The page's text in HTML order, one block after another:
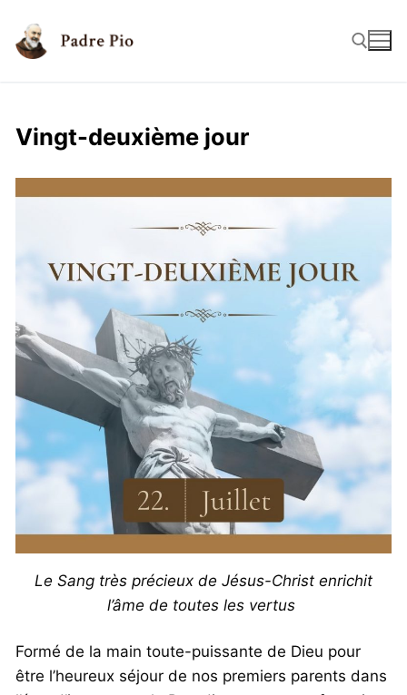
Vingt-deuxième jour
Le Sang très précieux de Jésus-Christ enrichit
l’âme de toutes les vertus
Formé de la main toute-puissante de Dieu pour
être l’heureux séjour de nos premiers parents dans